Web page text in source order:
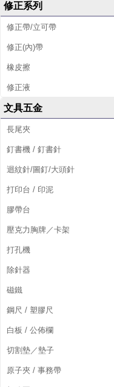
修正系列
修正帶/立可帶
修正(內)帶
橡皮擦
修正液
文具五金
長尾夾
釘書機 / 釘書針
迴紋針/圖釘/大頭針
打印台 / 印泥
膠帶台
壓克力胸牌／卡架
打孔機
除針器
磁鐵
鋼尺 / 塑膠尺
白板 / 公佈欄
切割墊／墊子
原子夾 / 事務帶